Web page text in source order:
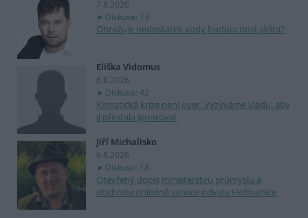
7.8.2026
Diskuse: 13
Ohrožuje nedostatek vody budoucnost jádra?
Eliška Vidomus
6.8.2026
Diskuse: 42
Klimatická krize není over. Vyzýváme vládu, aby
ji přestala ignorovat
Jiří Michalisko
6.8.2026
Diskuse: 18
Otevřený dopis ministerstvu průmyslu a
obchodu ohledně sanace odvalu Heřmanice